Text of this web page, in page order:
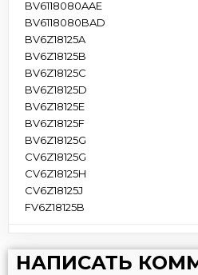
BV6118080AAE
BV6118080BAD
BV6Z18125A
BV6Z18125B
BV6Z18125C
BV6Z18125D
BV6Z18125E
BV6Z18125F
BV6Z18125G
CV6Z18125G
CV6Z18125H
CV6Z18125J
FV6Z18125B
НАПИСАТЬ